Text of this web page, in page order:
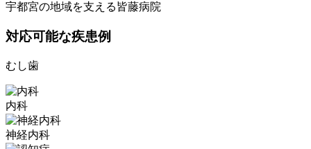
宇都宮の地域を支える皆藤病院
対応可能な疾患例
むし歯
内科
神経内科